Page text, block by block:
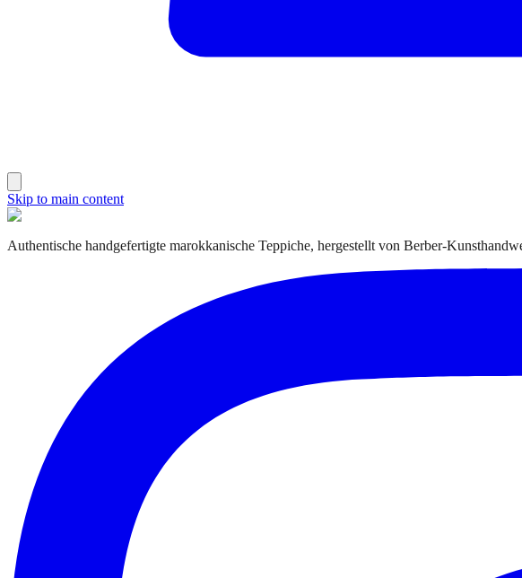
Skip to main content
Authentische handgefertigte marokkanische Teppiche, hergestellt von Berber-